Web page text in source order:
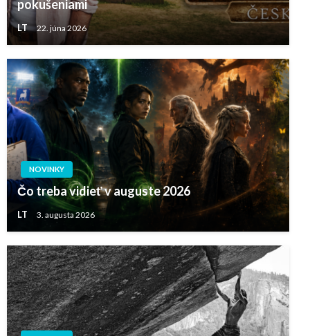
pokušeniami
LT 22. júna 2026
NOVINKY
Čo treba vidieť v auguste 2026
LT 3. augusta 2026